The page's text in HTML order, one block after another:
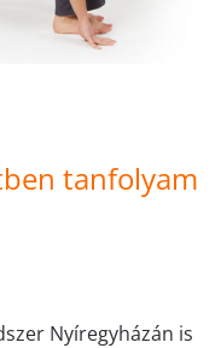
tanfolyam
Nyíregyházán is